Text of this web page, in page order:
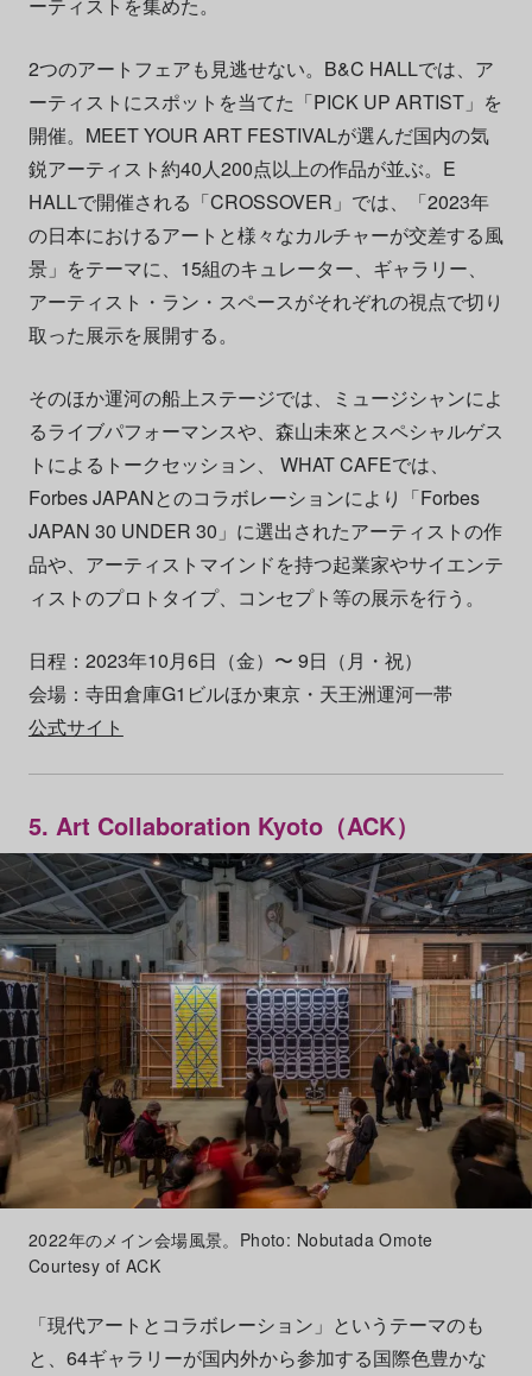
ーティストを集めた。
2つのアートフェアも見逃せない。B&C HALLでは、ア
ーティストにスポットを当てた「PICK UP ARTIST」を
開催。MEET YOUR ART FESTIVALが選んだ国内の気
鋭アーティスト約40人200点以上の作品が並ぶ。E
HALLで開催される「CROSSOVER」では、「2023年
の日本におけるアートと様々なカルチャーが交差する風
景」をテーマに、15組のキュレーター、ギャラリー、
アーティスト・ラン・スペースがそれぞれの視点で切り
取った展示を展開する。
そのほか運河の船上ステージでは、ミュージシャンによ
るライブパフォーマンスや、森山未來とスペシャルゲス
トによるトークセッション、 WHAT CAFEでは、
Forbes JAPANとのコラボレーションにより「Forbes
JAPAN 30 UNDER 30」に選出されたアーティストの作
品や、アーティストマインドを持つ起業家やサイエンテ
ィストのプロトタイプ、コンセプト等の展示を行う。
日程：2023年10月6日（金）〜 9日（月・祝）
会場：寺田倉庫G1ビルほか東京・天王洲運河一帯
公式サイト
5. Art Collaboration Kyoto（ACK）
2022年のメイン会場風景。Photo: Nobutada Omote
Courtesy of ACK
「現代アートとコラボレーション」というテーマのも
と、64ギャラリーが国内外から参加する国際色豊かな